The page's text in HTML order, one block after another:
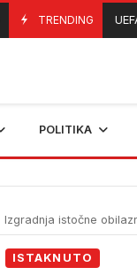
TRENDING
09/08/2026 UEFA
POLITIKA
Izgradnja istočne
ISTAKNUTO